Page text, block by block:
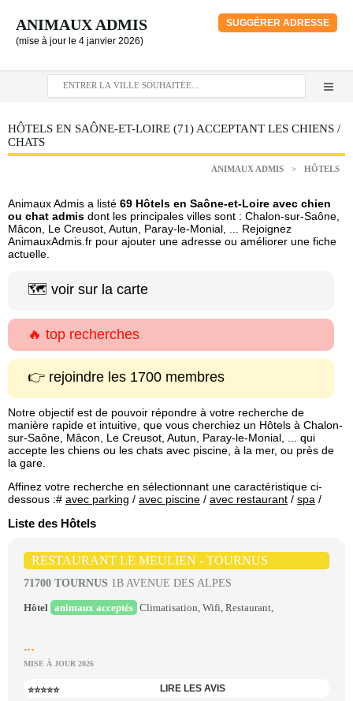
ANIMAUX ADMIS
(mise à jour le 4 janvier 2026)
SUGGÉRER ADRESSE
HÔTELS EN SAÔNE-ET-LOIRE (71) ACCEPTANT LES CHIENS /
CHATS
ANIMAUX ADMIS > HÔTELS
Animaux Admis a listé 69 Hôtels en Saône-et-Loire avec chien
ou chat admis dont les principales villes sont : Chalon-sur-Saône,
Mâcon, Le Creusot, Autun, Paray-le-Monial, ... Rejoignez
AnimauxAdmis.fr pour ajouter une adresse ou améliorer une fiche
actuelle.
🗺️ voir sur la carte
🔥 top recherches
👉 rejoindre les 1700 membres
Notre objectif est de pouvoir répondre à votre recherche de
manière rapide et intuitive, que vous cherchiez un Hôtels à Chalon-
sur-Saône, Mâcon, Le Creusot, Autun, Paray-le-Monial, ... qui
accepte les chiens ou les chats avec piscine, à la mer, ou près de
la gare.
Affinez votre recherche en sélectionnant une caractéristique ci-
dessous :# avec parking / avec piscine / avec restaurant / spa /
Liste des Hôtels
RESTAURANT LE MEULIEN - TOURNUS
71700 TOURNUS 1B AVENUE DES ALPES
Hôtel animaux acceptés Climatisation, Wifi, Restaurant,
...
MISE À JOUR 2026
⭐⭐⭐⭐⭐ LIRE LES AVIS